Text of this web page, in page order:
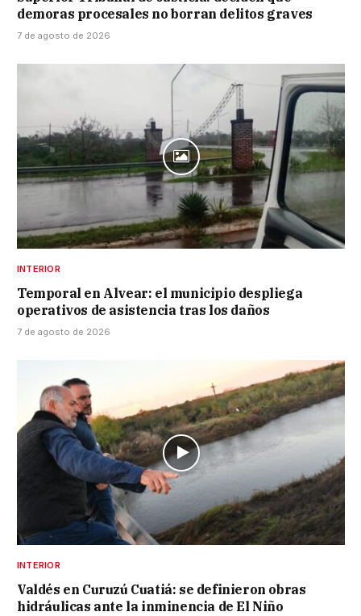
demoras procesales no borran delitos graves
7 de agosto de 2026
INTERIOR
Temporal en Alvear: el municipio despliega
operativos de asistencia tras los daños
7 de agosto de 2026
INTERIOR
Valdés en Curuzú Cuatiá: se definieron obras
hidráulicas ante la inminencia de El Niño